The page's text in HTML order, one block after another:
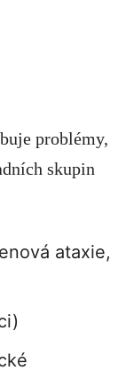
problémy,
skupin
ataxie,